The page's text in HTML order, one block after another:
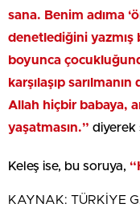
sana. Benim adıma
denetlediğini yazmış
boyunca
karşılaşıp
Allah hiçbir babaya,
yaşatmasın.” diyerek
Keleş ise, bu soruya,
KAYNAK: TÜRKİYE